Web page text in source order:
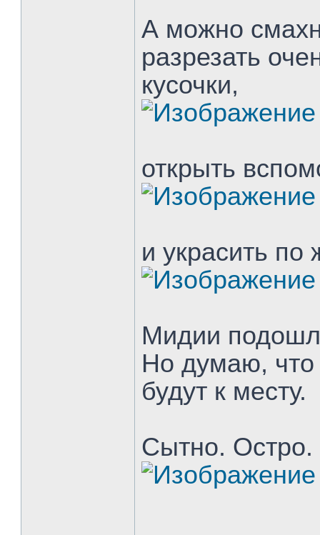
А можно
разрезать
кусочки,
открыть
и украсить
Мидии
Но думаю, что
будут к месту.
Сытно.